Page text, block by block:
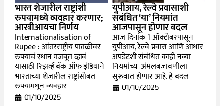
भारत शेजारील राष्ट्रांशी
रुपयामध्ये व्यवहार करणार;
आरबीआयचा निर्णय
Internationalisation of
Rupee : आंतरराष्ट्रीय पातळीवर
रुपयाचं स्थान मजबूत व्हावं
यासाठी रिझर्व्ह बँक ऑफ इंडियाने
भारताच्या शेजारील राष्ट्रांसोबत
रुपयामधून व्यवहार
01/10/2025
युपीआय, रेल्वे प्रवासाशी
संबंधित ‘या’ नियमांत
आजपासून होणार बदल
आज दिनांक 1 ऑक्टोबरपासून
युपीआय, रेल्वे प्रवास आणि आधार
अपडेटशी संबंधित काही नव्या
नियमांच्या अंमलबजावणीला
सुरूवात होणार आहे. हे बदल
01/10/2025